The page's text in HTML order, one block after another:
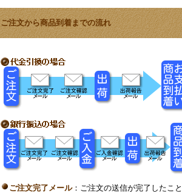
ご注文から商品到着までの流れ
ご注文完了メール：ご注文の送信が完了したこと